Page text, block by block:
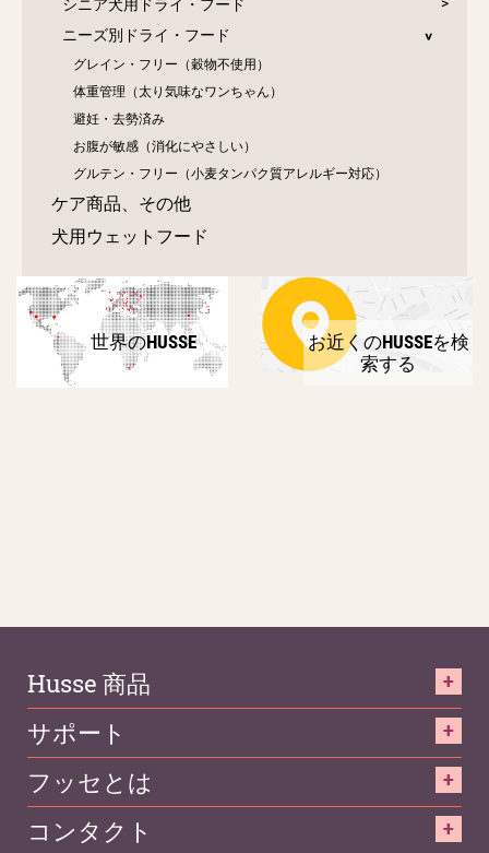
ニーズ別ドライ・フード
グレイン・フリー（穀物不使用）
体重管理（太り気味なワンちゃん）
避妊・去勢済み
お腹が敏感（消化にやさしい）
グルテン・フリー（小麦タンパク質アレルギー対応）
ケア商品、その他
犬用ウェットフード
世界のHUSSE
お近くのHUSSEを検
索する
Husse 商品
サポート
フッセとは
コンタクト